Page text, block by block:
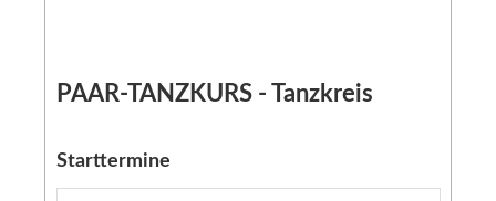
PAAR-TANZKURS - Tanzkreis
Starttermine